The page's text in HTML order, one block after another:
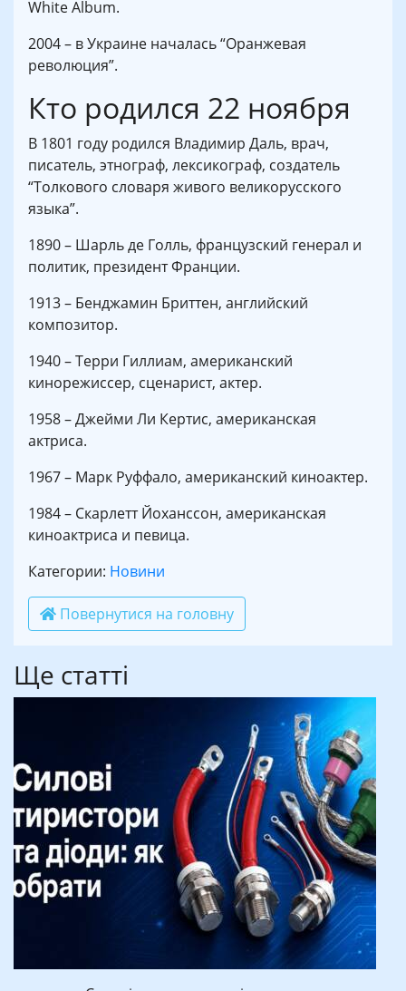
White Album.
2004 – в Украине началась “Оранжевая
революция”.
Кто родился 22 ноября
В 1801 году родился Владимир Даль, врач,
писатель, этнограф, лексикограф, создатель
“Толкового словаря живого великорусского
языка”.
1890 – Шарль де Голль, французский генерал и
политик, президент Франции.
1913 – Бенджамин Бриттен, английский
композитор.
1940 – Терри Гиллиам, американский
кинорежиссер, сценарист, актер.
1958 – Джейми Ли Кертис, американская
актриса.
1967 – Марк Руффало, американский киноактер.
1984 – Скарлетт Йоханссон, американская
киноактриса и певица.
Категории: Новини
Повернутися на головну
Ще статті